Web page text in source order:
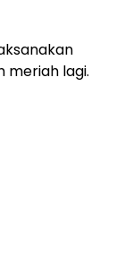
meriah lagi.